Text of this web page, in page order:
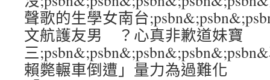
聲歌的生學女南台
文航護友男 ？心真非歉道妹寶
三
賴斃輾車倒遭」量力為過難化